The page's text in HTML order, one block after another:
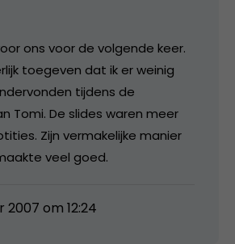
ons voor de volgende keer.
toegeven dat ik er weinig
tijdens de
Tomi. De slides waren meer
Zijn vermakelijke manier
veel goed.
om 12:24